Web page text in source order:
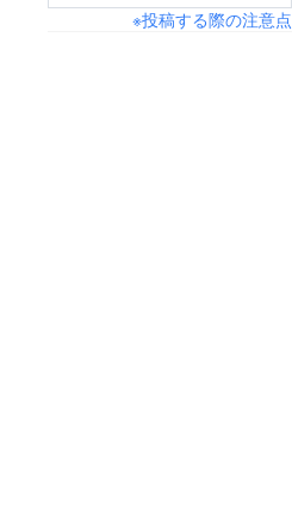
※投稿する際の注意点